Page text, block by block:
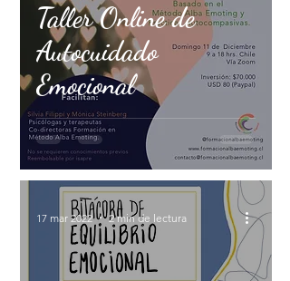
Taller Online de
Autocuidado
Emocional
17 mar 2022 2 min de lectura